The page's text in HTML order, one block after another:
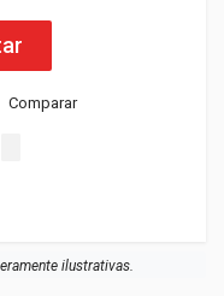
ilustrativas.
Comparar